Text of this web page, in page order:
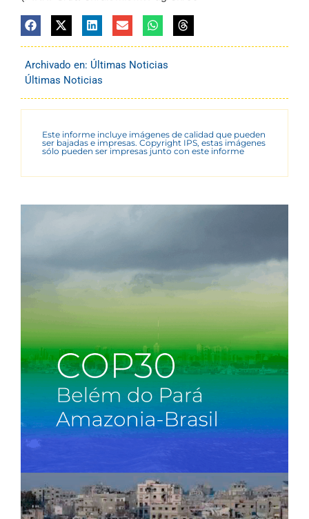
Archivado en: Últimas Noticias
Últimas Noticias
Este informe incluye imágenes de calidad que pueden
ser bajadas e impresas. Copyright IPS, estas imágenes
sólo pueden ser impresas junto con este informe